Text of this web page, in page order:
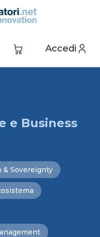
Accedi
e Business
& Sovereignty